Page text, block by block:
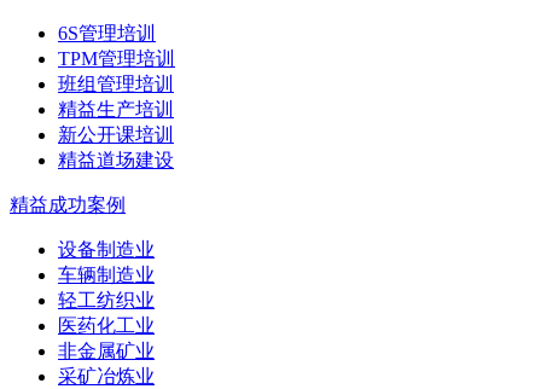
6S管理培训
TPM管理培训
班组管理培训
精益生产培训
新公开课培训
精益道场建设
精益成功案例
设备制造业
车辆制造业
轻工纺织业
医药化工业
非金属矿业
采矿冶炼业